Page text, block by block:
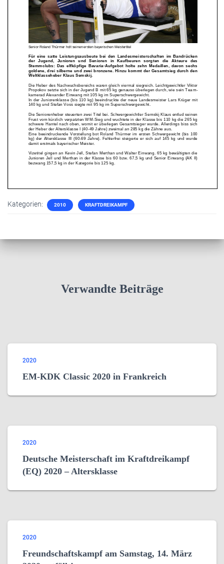
Kategorien: 2010 KRAFTDREIKAMPF
Verwandte Beiträge
2020
EM-KDK Classic 2020 in Frankreich
2020
Deutsche Meisterschaft im Kraftdreikampf
(EQ) 2020 – Altersklasse
2020
Freundschaftskampf am Samstag, 14. März